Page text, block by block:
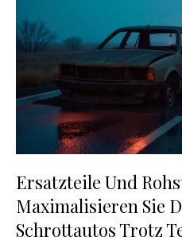
Ersatzteile Und
Maximalisieren Sie
Schrottautos Trotz